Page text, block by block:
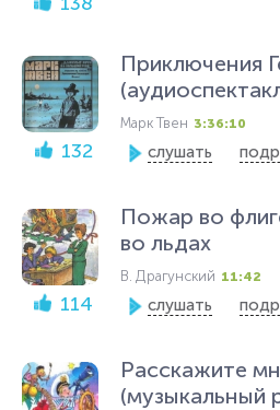
132
Приключения
Марк Твен 3:36:10
слушать
114
Пожар во
во льдах
В. Драгунский 11:42
слушать
Расскажите
(музыкальный